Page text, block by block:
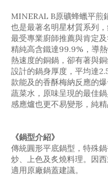
MINERAL B原礦蜂蠟平煎
也是最著名明星材質系列
最受專業廚師推薦與肯定
精純高含鐵達99.9%，導
熱速度的銅鍋，卻有著與
設計的鍋身厚度，平均達
款能及的香酥梅納反應的
蔬菜水，原味呈現的最佳
感應爐也更不易變形，純精
《鍋型介紹》
傳統圓形平底鍋型，特殊
炒、上色及炙燒料理。因
適用原廠鍋蓋建議。